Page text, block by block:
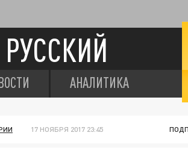
АНАЛИТИКА
17 НОЯБРЯ 2017 23:45